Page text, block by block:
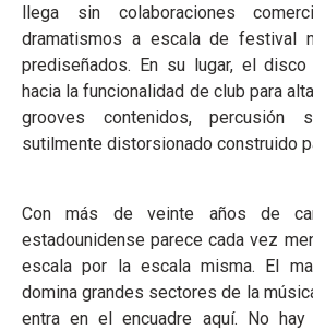
llega sin colaboraciones
dramatismos a escala de festival
prediseñados. En su lugar, el
hacia la funcionalidad de club para
grooves contenidos,
sutilmente distorsionado construido
Con más de veinte años de
estadounidense parece cada vez
escala por la escala misma. El
domina grandes sectores de la
entra en el encuadre aquí. No hay